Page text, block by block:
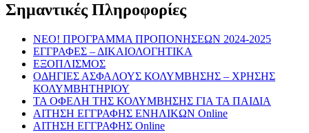
Σημαντικές Πληροφορίες
NEO! ΠΡΟΓΡΑΜΜΑ ΠΡΟΠΟΝΗΣΕΩΝ 2024-2025
ΕΓΓΡΑΦΕΣ – ΔΙΚΑΙΟΛΟΓΗΤΙΚΑ
ΕΞΟΠΛΙΣΜΟΣ
ΟΔΗΓΙΕΣ ΑΣΦΑΛΟΥΣ ΚΟΛΥΜΒΗΣΗΣ – ΧΡΗΣΗΣ
ΚΟΛΥΜΒΗΤΗΡΙΟΥ
ΤΑ ΟΦΕΛΗ ΤΗΣ ΚΟΛΥΜΒΗΣΗΣ ΓΙΑ ΤΑ ΠΑΙΔΙΑ
ΑΙΤΗΣΗ ΕΓΓΡΑΦΗΣ ΕΝΗΛΙΚΩΝ Online
ΑΙΤΗΣΗ ΕΓΓΡΑΦΗΣ Online